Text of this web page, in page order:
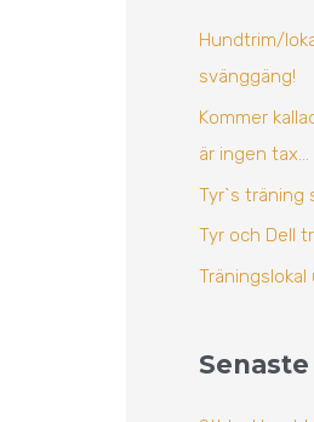
Hundtrim/
svänggäng!
Kommer
är ingen tax…
Tyr`s träning
Tyr och Dell
Träningslokal